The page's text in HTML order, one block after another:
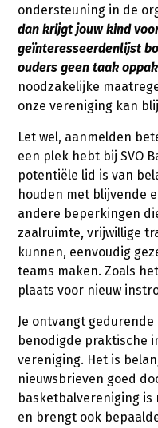
ondersteuning in de
dan krijgt jouw kind
geïnteresseerdenlijst
ouders geen taak
noodzakelijke
onze vereniging kan
Let wel, aanmelden
een plek hebt bij SVO
potentiële lid is van
houden met blijvende
andere beperkingen
zaalruimte, vrijwillige
kunnen, eenvoudig
teams maken. Zoals
plaats voor nieuw
Je ontvangt
benodigde praktische
vereniging. Het is
nieuwsbrieven goed
basketbalvereniging is
en brengt ook